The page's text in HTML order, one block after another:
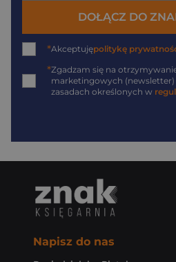
DOŁĄCZ DO
*Akceptujępolitykę
*Zgadzam się na
marketingowych (newsletter)
zasadach określonych w
Napisz do nas